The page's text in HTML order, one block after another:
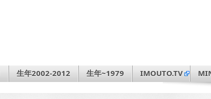
生年2002-2012 生年~1979 IMOUTO.TV